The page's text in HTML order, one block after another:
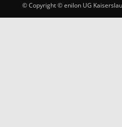
© Copyright © enilon UG